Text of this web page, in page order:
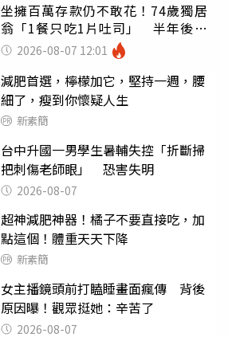
坐擁百萬存款仍不敢花！74歲獨居
翁「1餐只吃1片吐司」 半年後暴
瘦嚇壞女兒
2026-08-07 12:01
減肥首選，檸檬加它，堅持一週，腰
細了，瘦到你懷疑人生
新素簡
台中升國一男學生暑輔失控「折斷掃
把刺傷老師眼」 恐害失明
2026-08-07
超神減肥神器！橘子不要直接吃，加
點這個！體重天天下降
新素簡
女主播鏡頭前打瞌睡畫面瘋傳 背後
原因曝！觀眾挺她：辛苦了
2026-08-07